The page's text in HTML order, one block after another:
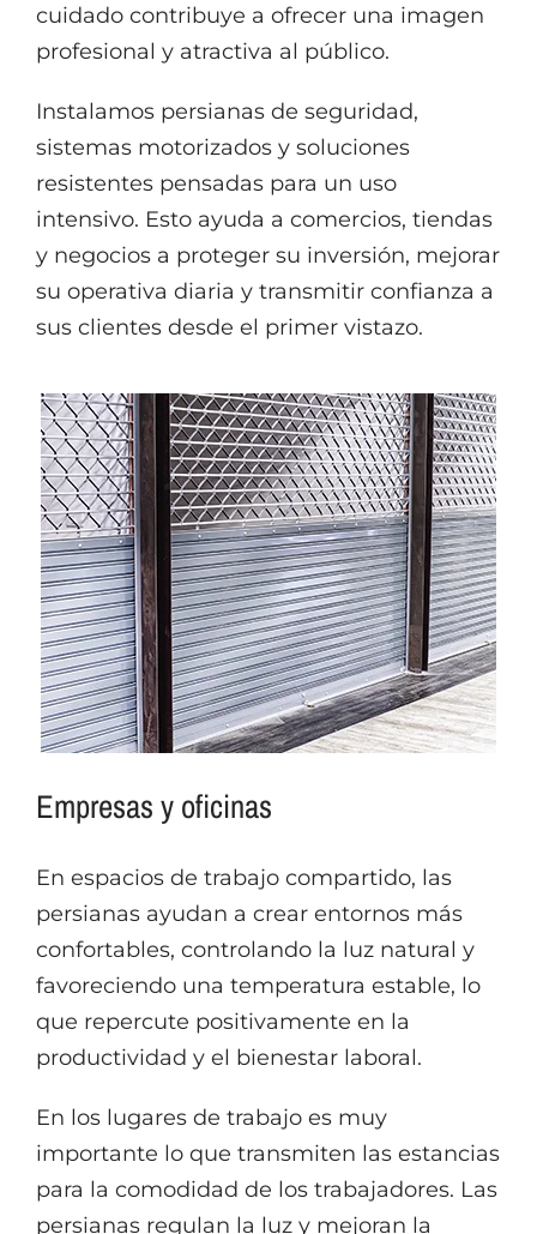
cuidado contribuye a ofrecer una imagen
profesional y atractiva al público.
Instalamos persianas de seguridad,
sistemas motorizados y soluciones
resistentes pensadas para un uso
intensivo. Esto ayuda a comercios, tiendas
y negocios a proteger su inversión, mejorar
su operativa diaria y transmitir confianza a
sus clientes desde el primer vistazo.
Empresas y oficinas
En espacios de trabajo compartido, las
persianas ayudan a crear entornos más
confortables, controlando la luz natural y
favoreciendo una temperatura estable, lo
que repercute positivamente en la
productividad y el bienestar laboral.
En los lugares de trabajo es muy
importante lo que transmiten las estancias
para la comodidad de los trabajadores. Las
persianas regulan la luz y mejoran la